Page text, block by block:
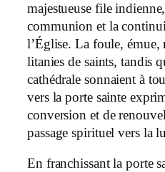
majestueuse file
communion et la
l’Église. La foule, émue,
litanies de saints, tandis
cathédrale sonnaient à
vers la porte sainte
conversion et de
passage spirituel vers la
En franchissant la porte